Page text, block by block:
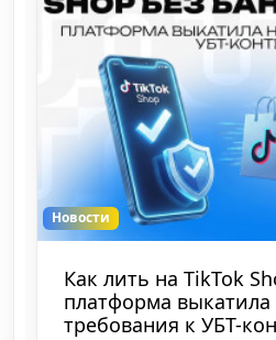
Новости
Как лить на TikTok
платформа
требования к УБТ-